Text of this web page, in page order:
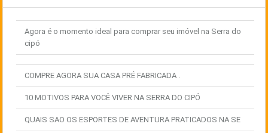
Agora é o momento ideal para comprar seu imóvel na Serra do
cipó
COMPRE AGORA SUA CASA PRÉ FABRICADA .
10 MOTIVOS PARA VOCÊ VIVER NA SERRA DO CIPÓ
QUAIS SAO OS ESPORTES DE AVENTURA PRATICADOS NA SE